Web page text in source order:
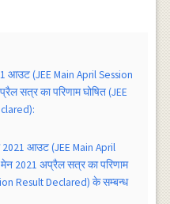
आउट (JEE Main April Session
सत्र का परिणाम घोषित (JEE
आउट (JEE Main April
2021 अप्रैल सत्र का परिणाम
Result Declared) के सम्बन्ध